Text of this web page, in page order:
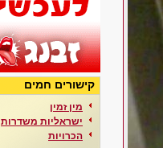
קישורים חמים
מין זמין
ישראליות משדרות
הכרויות